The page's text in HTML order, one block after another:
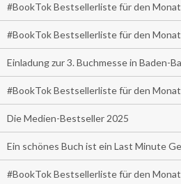
#BookTok Bestsellerliste für den
#BookTok Bestsellerliste für den
Einladung zur 3. Buchmesse in Baden-
#BookTok Bestsellerliste für den
Die Medien-Bestseller 2025
Ein schönes Buch ist ein Last Minute
#BookTok Bestsellerliste für den